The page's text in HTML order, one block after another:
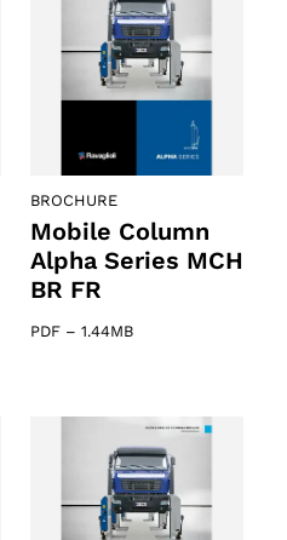
BROCHURE
Mobile Column
Alpha Series MCH
BR FR
PDF – 1.44MB